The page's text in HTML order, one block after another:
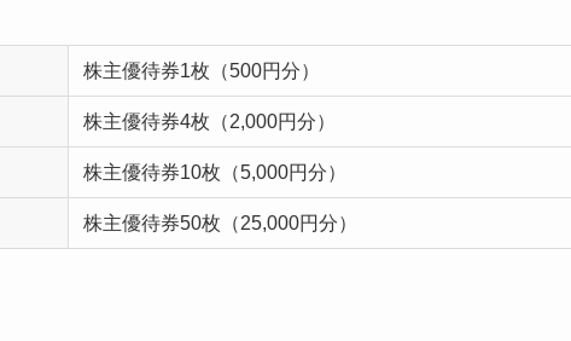
株主優待券1枚（500円分）
株主優待券4枚（2,000円分）
株主優待券10枚（5,000円分）
株主優待券50枚（25,000円分）